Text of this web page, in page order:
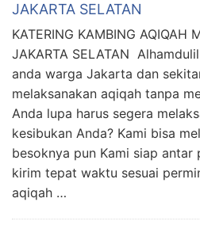
JAKARTA SELATAN
KATERING KAMBING AQIQAH
JAKARTA SELATAN
anda warga Jakarta dan
melaksanakan aqiqah tanpa
Anda lupa harus segera
kesibukan Anda? Kami bisa
besoknya pun Kami siap antar
kirim tepat waktu sesuai
aqiqah …